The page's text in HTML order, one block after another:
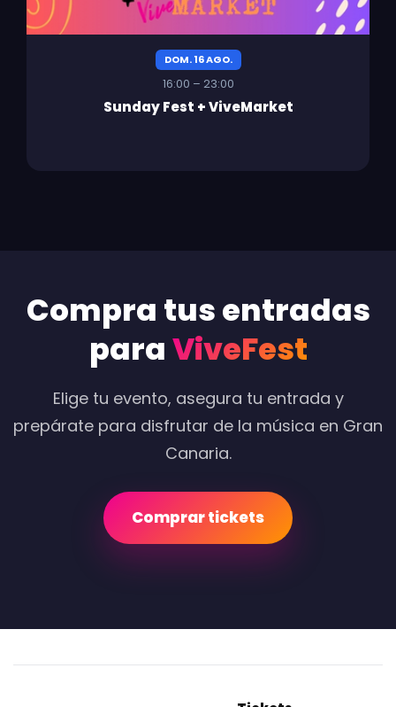
DOM. 16 AGO.
16:00 – 23:00
Sunday Fest + ViveMarket
Compra tus entradas
paraViveFest
Elige tu evento, asegura tu entrada y
prepárate para disfrutar de la música en Gran
Canaria.
Comprar tickets